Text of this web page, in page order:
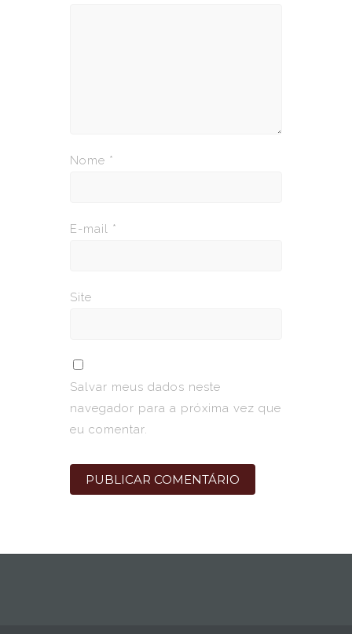
Nome *
E-mail *
Site
Salvar meus dados neste
navegador para a próxima vez que
eu comentar.